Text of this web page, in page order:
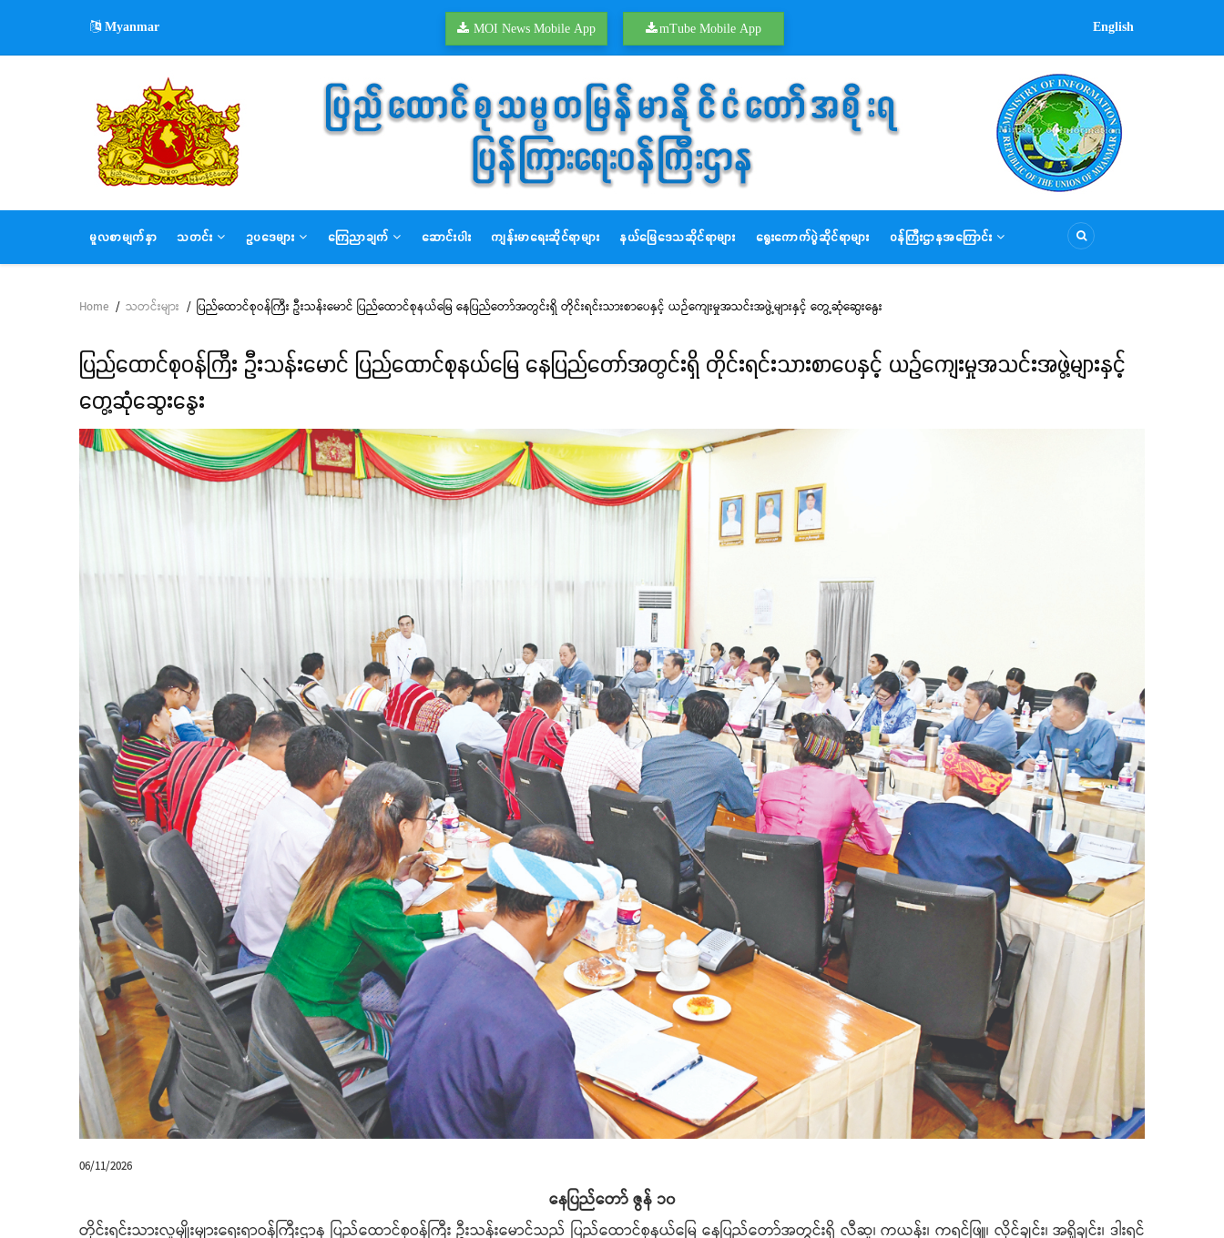
main
Myanmar MOI News Mobile App mTube Mobile App English
MAIN
NAVIGATION
မူလစာမျက်နှာ သတင်း ဥပဒေများ ကြေညာချက် ဆောင်းပါး ကျန်းမာရေးဆိုင်ရာများ နယ်မြေဒေသဆိုင်ရာများ ရွေးကောက်ပွဲဆိုင်ရာများ ဝန်ကြီးဌာနအကြောင်း
Breadcrumb
Home / သတင်းများ / ပြည်ထောင်စုဝန်ကြီး ဦးသန်းမောင် ပြည်ထောင်စုနယ်မြေ နေပြည်တော်အတွင်းရှိ တိုင်းရင်းသားစာပေနှင့် ယဉ်ကျေးမှုအသင်းအဖွဲ့များနှင့် တွေ့ဆုံဆွေးနွေး
ပြည်ထောင်စုဝန်ကြီး ဦးသန်းမောင် ပြည်ထောင်စုနယ်မြေ နေပြည်တော်အတွင်းရှိ တိုင်းရင်းသားစာပေနှင့် ယဉ်ကျေးမှုအသင်းအဖွဲ့များနှင့်
တွေ့ဆုံဆွေးနွေး
06/11/2026
နေပြည်တော် ဇွန် ၁၀
တိုင်းရင်းသားလူမျိုးများရေးရာဝန်ကြီးဌာန ပြည်ထောင်စုဝန်ကြီး ဦးသန်းမောင်သည် ပြည်ထောင်စုနယ်မြေ နေပြည်တော်အတွင်းရှိ လီဆူ၊ ကယန်း၊ ကရင်ဖြူ၊ လိုင်ချင်း၊ အရှိုချင်း၊ ဒါးရင်